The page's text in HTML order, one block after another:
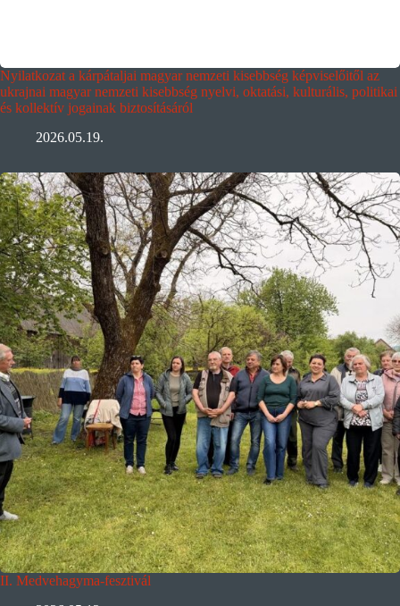
Nyilatkozat a kárpátaljai magyar nemzeti kisebbség képviselőitől az
ukrajnai magyar nemzeti kisebbség nyelvi, oktatási, kulturális, politikai
és kollektív jogainak biztosításáról
2026.05.19.
II. Medvehagyma-fesztivál